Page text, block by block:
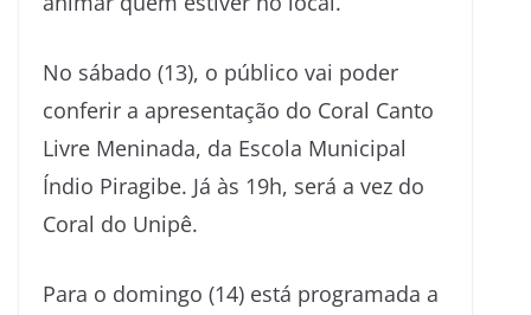
No sábado (13), o público vai poder
conferir a apresentação do Coral Canto
Livre Meninada, da Escola Municipal
Índio Piragibe. Já às 19h, será a vez do
Coral do Unipê.
Para o domingo (14) está programada a